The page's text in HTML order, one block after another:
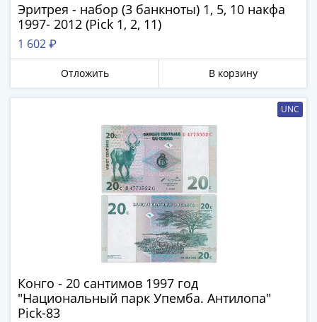
Эритрея - набор (3 банкноты) 1, 5, 10 накфа
1997- 2012 (Pick 1, 2, 11)
1 602 ₽
Отложить В корзину
UNC
Конго - 20 сантимов 1997 год
"Национальный парк Упемба. Антилопа"
Рick-83